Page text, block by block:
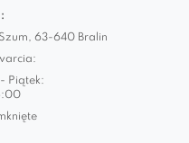
63-640 Bralin
Piątek: